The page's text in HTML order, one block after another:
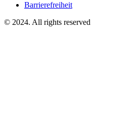
Barrierefreiheit
© 2024. All rights reserved